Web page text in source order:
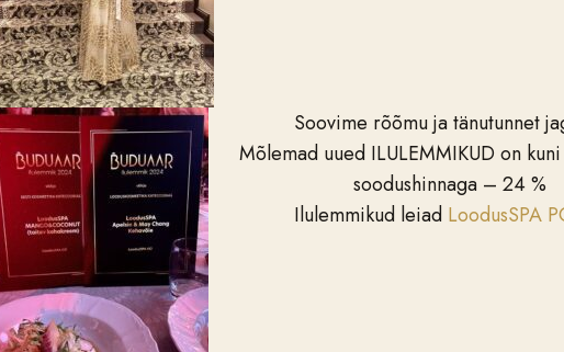
Soovime rõõmu ja tänutunnet
Mõlemad uued ILULEMMIKUD on
soodushinnaga – 24 %
Ilulemmikud leiad LoodusSPA